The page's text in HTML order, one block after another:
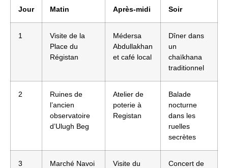
Jour Matin Après-midi Soir
1
Visite de la
Place du
Régistan
Médersa
Abdullakhan
et café local
Dîner dans
un
chaïkhana
traditionnel
2
Ruines de
l’ancien
observatoire
d’Ulugh Beg
Atelier de
poterie à
Registan
Balade
nocturne
dans les
ruelles
secrètes
3
Marché Navoi
Visite du
Concert de